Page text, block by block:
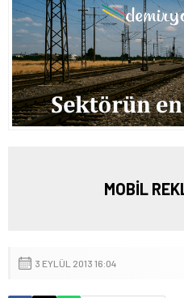
MOBİL
3 EYLÜL 2013 16:04